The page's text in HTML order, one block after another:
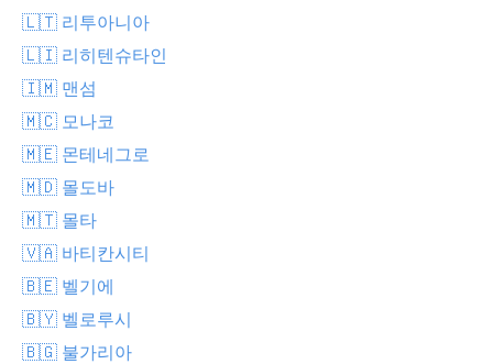
🇱🇹 리투아니아
🇱🇮 리히텐슈타인
🇮🇲 맨섬
🇲🇨 모나코
🇲🇪 몬테네그로
🇲🇩 몰도바
🇲🇹 몰타
🇻🇦 바티칸시티
🇧🇪 벨기에
🇧🇾 벨로루시
🇧🇬 불가리아